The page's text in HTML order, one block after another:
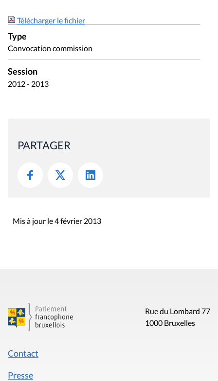
Télécharger le fichier
Type
Convocation commission
Session
2012 - 2013
PARTAGER
Mis à jour le 4 février 2013
Rue du Lombard 77
1000 Bruxelles
Contact
Presse